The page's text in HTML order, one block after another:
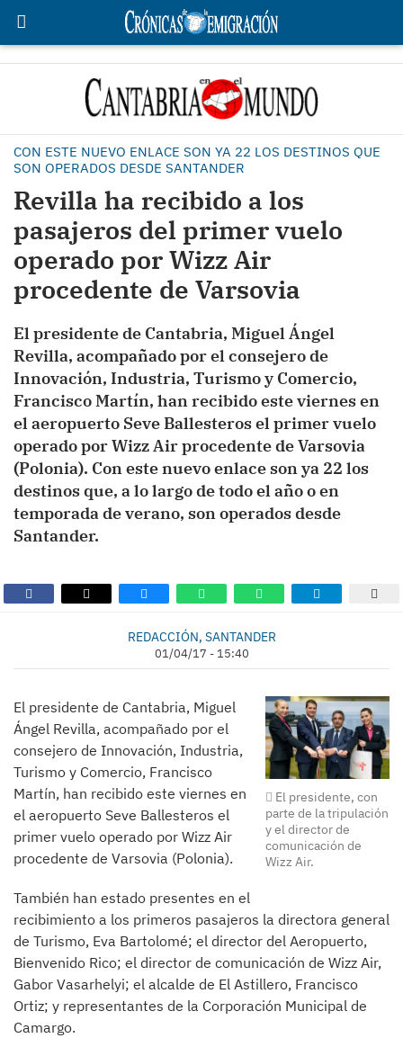
CON ESTE NUEVO ENLACE SON YA 22 LOS DESTINOS QUE
SON OPERADOS DESDE SANTANDER
Revilla ha recibido a los
pasajeros del primer vuelo
operado por Wizz Air
procedente de Varsovia
El presidente de Cantabria, Miguel Ángel
Revilla, acompañado por el consejero de
Innovación, Industria, Turismo y Comercio,
Francisco Martín, han recibido este viernes en
el aeropuerto Seve Ballesteros el primer vuelo
operado por Wizz Air procedente de Varsovia
(Polonia). Con este nuevo enlace son ya 22 los
destinos que, a lo largo de todo el año o en
temporada de verano, son operados desde
Santander.
REDACCIÓN, SANTANDER
01/04/17 - 15:40
El presidente, con
parte de la tripulación
y el director de
comunicación de
Wizz Air.
El presidente de Cantabria, Miguel
Ángel Revilla, acompañado por el
consejero de Innovación, Industria,
Turismo y Comercio, Francisco
Martín, han recibido este viernes en
el aeropuerto Seve Ballesteros el
primer vuelo operado por Wizz Air
procedente de Varsovia (Polonia).
También han estado presentes en el
recibimiento a los primeros pasajeros la directora general
de Turismo, Eva Bartolomé; el director del Aeropuerto,
Bienvenido Rico; el director de comunicación de Wizz Air,
Gabor Vasarhelyi; el alcalde de El Astillero, Francisco
Ortiz; y representantes de la Corporación Municipal de
Camargo.